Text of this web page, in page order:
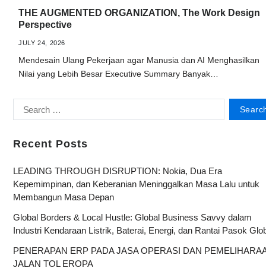
THE AUGMENTED ORGANIZATION, The Work Design
Perspective
JULY 24, 2026
Mendesain Ulang Pekerjaan agar Manusia dan AI Menghasilkan
Nilai yang Lebih Besar Executive Summary Banyak…
Recent Posts
LEADING THROUGH DISRUPTION: Nokia, Dua Era
Kepemimpinan, dan Keberanian Meninggalkan Masa Lalu untuk
Membangun Masa Depan
Global Borders & Local Hustle: Global Business Savvy dalam
Industri Kendaraan Listrik, Baterai, Energi, dan Rantai Pasok
PENERAPAN ERP PADA JASA OPERASI DAN
JALAN TOL EROPA